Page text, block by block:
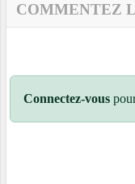
COMMENTEZ
Connectez-vous